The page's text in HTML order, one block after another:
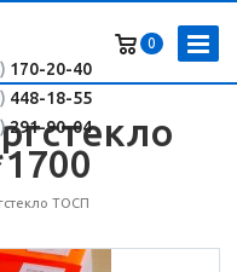
0
170-20-40
448-18-55
291-90-04
ТОСП